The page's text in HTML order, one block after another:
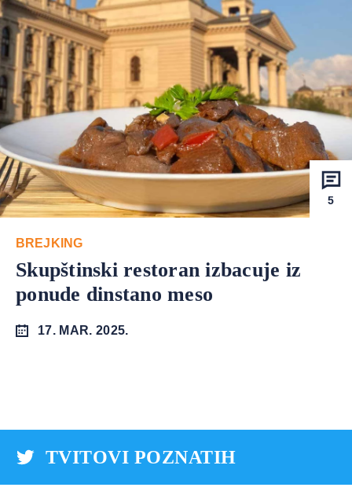
5
BREJKING
Skupštinski restoran izbacuje iz
ponude dinstano meso
17. MAR. 2025.
TVITOVI POZNATIH